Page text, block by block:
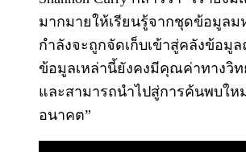
มากมายให้เรียนรู้จากชุดข้อมูลม
กำลังจะถูกจัดเก็บเข้าสู่คลังข้อมูล
ข้อมูลเหล่านี้ยังคงมีคุณค่าทางวิท
และสามารถนำไปสู่การค้นพบให
อนาคต”